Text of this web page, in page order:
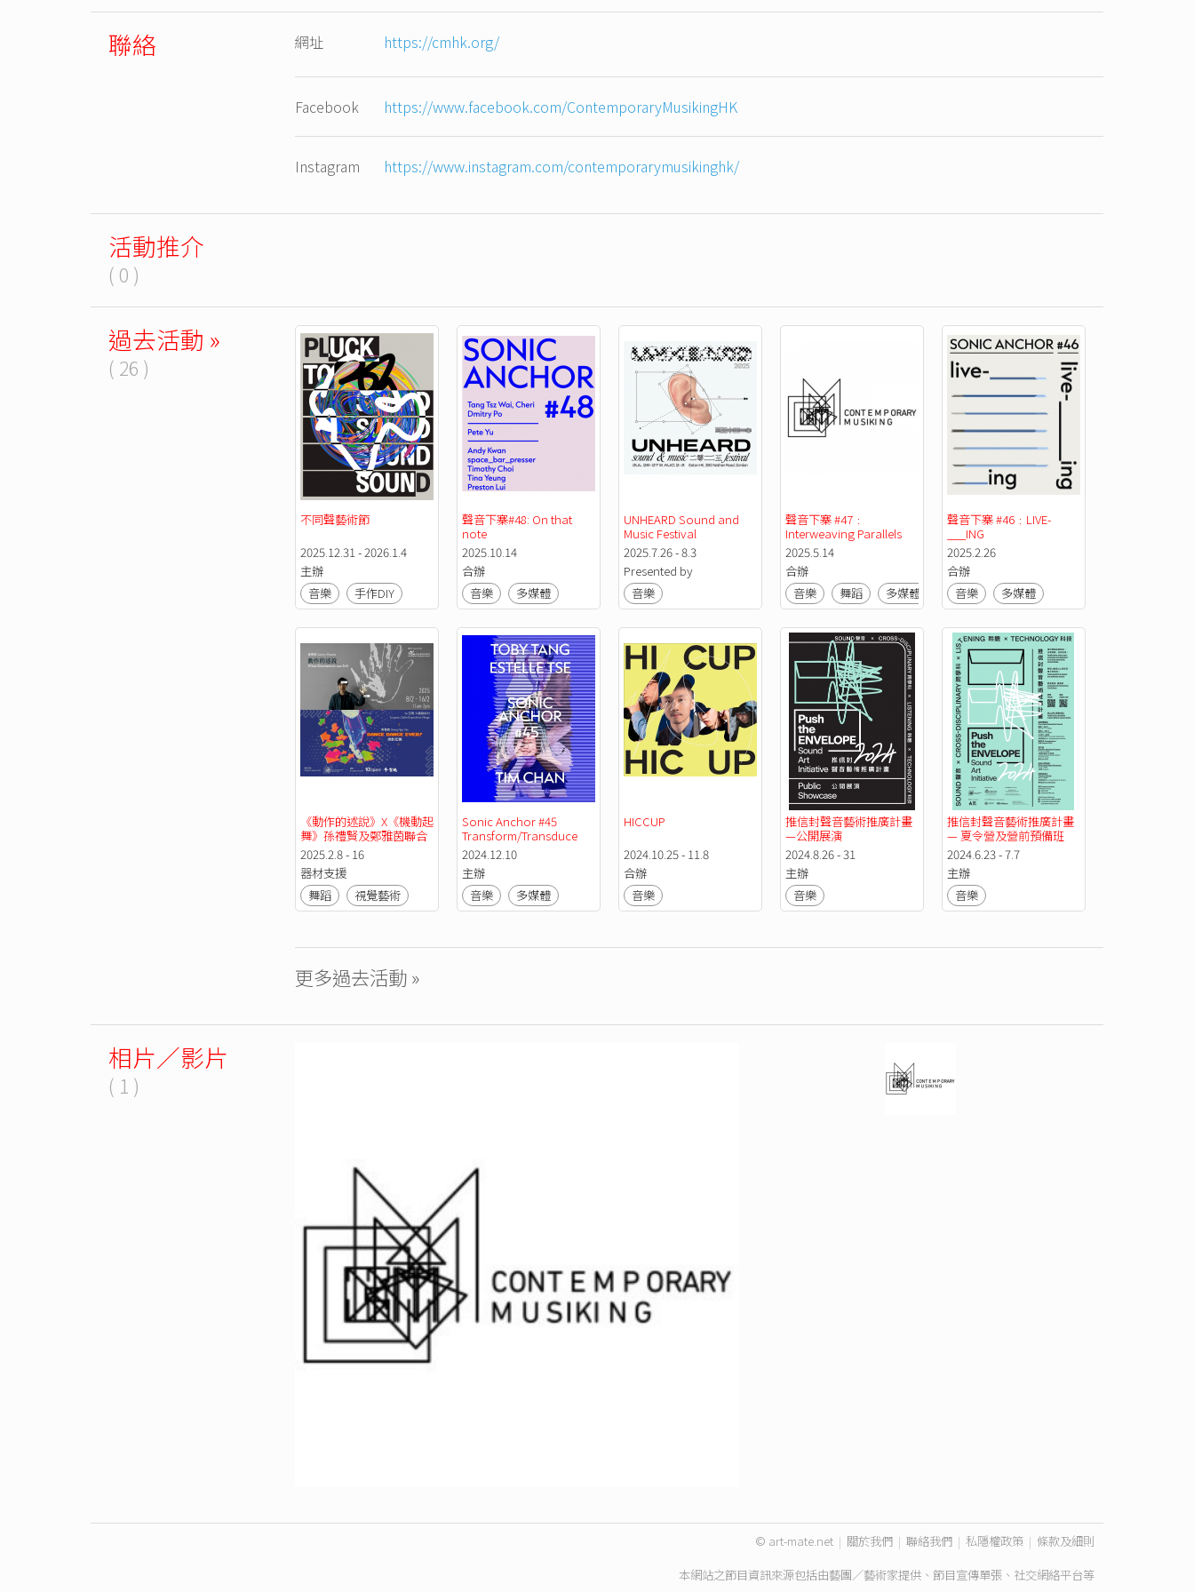
聯絡 網址 https://cmhk.org/
Facebook https://www.facebook.com/ContemporaryMusikingHK
Instagram https://www.instagram.com/contemporarymusikinghk/
活動推介
( 0 )
過去活動 »
( 26 )
不同聲藝術節
2025.12.31 - 2026.1.4
主辦
音樂
手作DIY
聲音下寨#48: On that
note
2025.10.14
合辦
音樂
多媒體
UNHEARD Sound and
Music Festival
2025.7.26 - 8.3
Presented by
音樂
聲音下寨 #47﹕
Interweaving Parallels
2025.5.14
合辦
音樂
舞蹈 多媒體
聲音下寨 #46﹕LIVE-
___ING
2025.2.26
合辦
音樂
多媒體
《動作的述說》X《機動起
舞》孫禮賢及鄭雅茵聯合
展覽及現場演出
2025.2.8 - 16
器材支援
舞蹈
視覺藝術
Sonic Anchor #45
Transform/Transduce
2024.12.10
主辦
音樂
多媒體
HICCUP
2024.10.25 - 11.8
合辦
音樂
推信封聲音藝術推廣計畫
—公開展演
2024.8.26 - 31
主辦
音樂
推信封聲音藝術推廣計畫
— 夏令營及營前預備班
2024.6.23 - 7.7
主辦
音樂
更多過去活動 »
相片／影片
( 1 )
© art-mate.net | 關於我們 | 聯絡我們 | 私隱權政策 | 條款及細則
本網站之節目資訊來源包括由藝團／藝術家提供、節目宣傳單張、社交網絡平台等